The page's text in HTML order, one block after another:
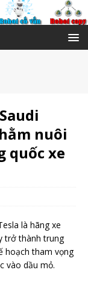
nuôi
quốc xe
là hãng xe
trở thành trung
hoạch tham vọng
vào dầu mỏ.